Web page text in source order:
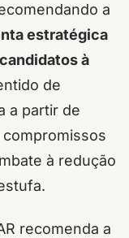
a
estratégica
à
de
a partir de
à redução
recomenda a